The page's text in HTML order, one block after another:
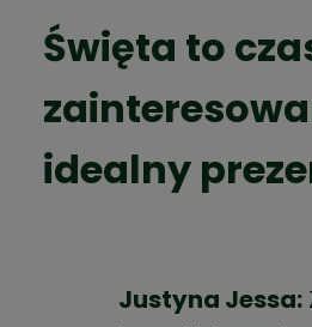
Święta to
idealny
Justyna Jessa: